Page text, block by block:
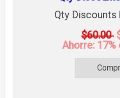
Qty Discounts
$60.00
Ahorre: